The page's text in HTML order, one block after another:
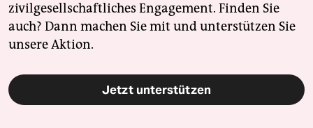
zivilgesellschaftliches Engagement. Finden Sie
auch? Dann machen Sie mit und unterstützen Sie
unsere Aktion.
Jetzt unterstützen